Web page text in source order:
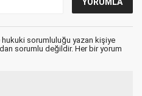
hukuki sorumluluğu yazan kişiye
sorumlu değildir. Her bir yorum